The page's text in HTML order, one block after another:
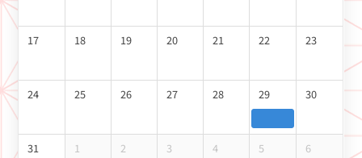
17 18 19 20 21 22 23
24 25 26 27 28 29 30
31 1 2 3 4 5 6